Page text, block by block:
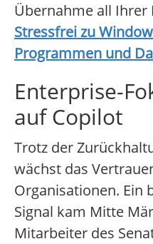
Übernahme all Ihrer
Stressfrei zu
Programmen und
Enterprise-
auf Copilot
Trotz der
wächst das
Organisationen. Ein
Signal kam Mitte
Mitarbeiter des